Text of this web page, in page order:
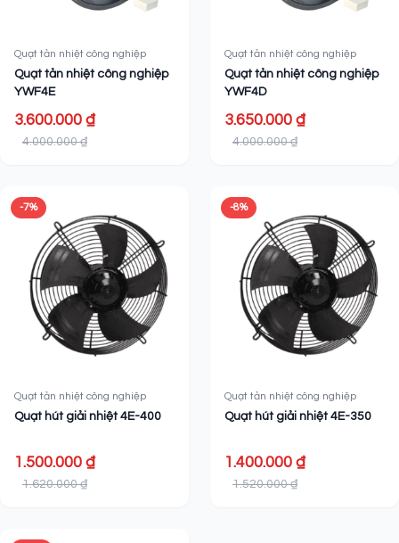
Quạt tản nhiệt công nghiệp
Quạt tản nhiệt công nghiệp
YWF4E
3.600.000 ₫
4.000.000 ₫
Quạt tản nhiệt công nghiệp
Quạt tản nhiệt công nghiệp
YWF4D
3.650.000 ₫
4.000.000 ₫
-7%
Quạt tản nhiệt công nghiệp
Quạt hút giải nhiệt 4E-400
1.500.000 ₫
1.620.000 ₫
-8%
Quạt tản nhiệt công nghiệp
Quạt hút giải nhiệt 4E-350
1.400.000 ₫
1.520.000 ₫